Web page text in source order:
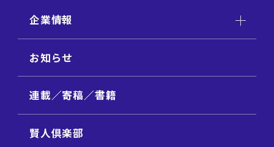
企業情報
お知らせ
連載／寄稿／書籍
賢人倶楽部